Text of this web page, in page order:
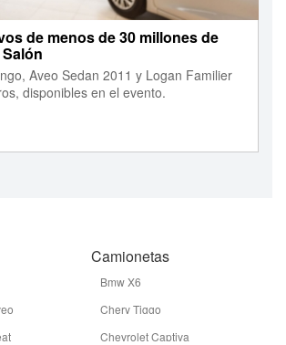
de menos de 30 millones de
Aveo Sedan 2011 y Logan Familier
disponibles en el evento.
Camionetas
Bmw X6
Chery Tiggo
Chevrolet Captiva